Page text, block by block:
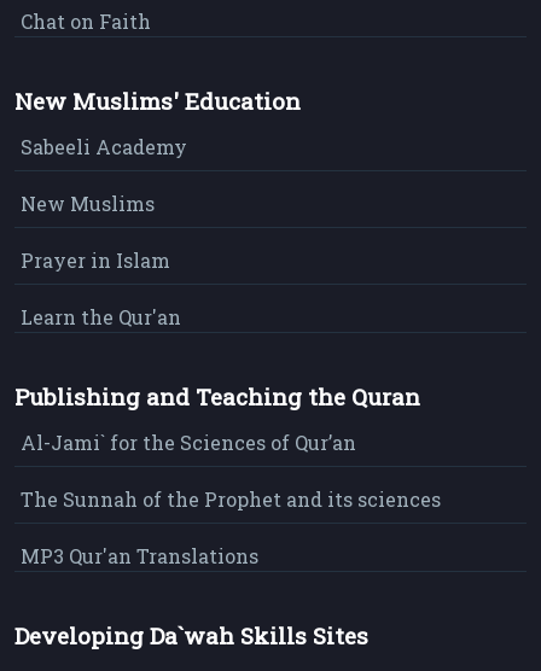
Chat on Faith
New Muslims' Education
Sabeeli Academy
New Muslims
Prayer in Islam
Learn the Qur'an
Publishing and Teaching the Quran
Al-Jami` for the Sciences of Qur’an
The Sunnah of the Prophet and its sciences
MP3 Qur'an Translations
Developing Da`wah Skills Sites